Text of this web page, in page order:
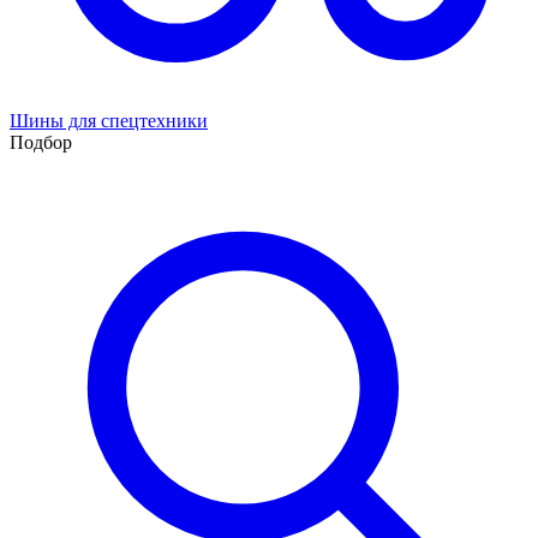
Шины для спецтехники
Подбор